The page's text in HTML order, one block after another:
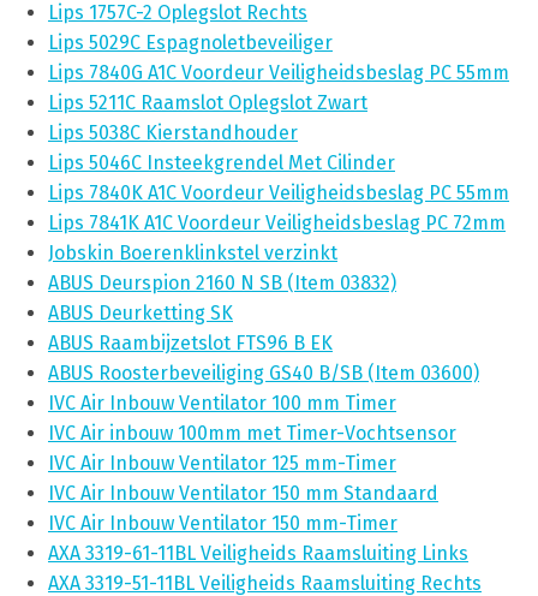
Lips 1757C-2 Oplegslot Rechts
Lips 5029C Espagnoletbeveiliger
Lips 7840G A1C Voordeur Veiligheidsbeslag PC 55mm
Lips 5211C Raamslot Oplegslot Zwart
Lips 5038C Kierstandhouder
Lips 5046C Insteekgrendel Met Cilinder
Lips 7840K A1C Voordeur Veiligheidsbeslag PC 55mm
Lips 7841K A1C Voordeur Veiligheidsbeslag PC 72mm
Jobskin Boerenklinkstel verzinkt
ABUS Deurspion 2160 N SB (Item 03832)
ABUS Deurketting SK
ABUS Raambijzetslot FTS96 B EK
ABUS Roosterbeveiliging GS40 B/SB (Item 03600)
IVC Air Inbouw Ventilator 100 mm Timer
IVC Air inbouw 100mm met Timer-Vochtsensor
IVC Air Inbouw Ventilator 125 mm-Timer
IVC Air Inbouw Ventilator 150 mm Standaard
IVC Air Inbouw Ventilator 150 mm-Timer
AXA 3319-61-11BL Veiligheids Raamsluiting Links
AXA 3319-51-11BL Veiligheids Raamsluiting Rechts